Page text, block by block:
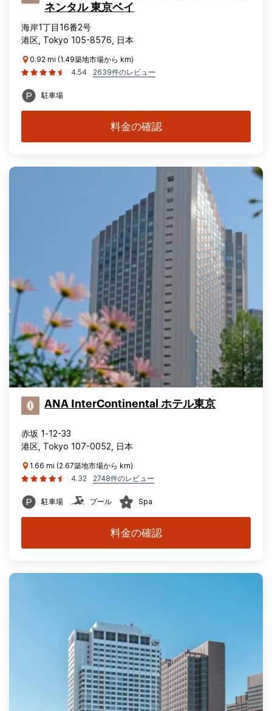
ネンタル 東京ベイ
海岸1丁目16番2号
港区, Tokyo 105-8576, 日本
0.92 mi (1.49築地市場から km)
4.54
2639件のレビュー
駐車場
料金の確認
ANA InterContinental ホテル東京
赤坂 1‐12-33
港区, Tokyo 107-0052, 日本
1.66 mi (2.67築地市場から km)
4.32
2748件のレビュー
駐車場 プール Spa
料金の確認